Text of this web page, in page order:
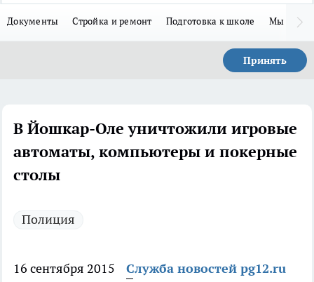
Документы Стройка и ремонт Подготовка к школе Мы в MAX
Принять
В Йошкар-Оле уничтожили игровые
автоматы, компьютеры и покерные
столы
Полиция
16 сентября 2015 Служба новостей pg12.ru